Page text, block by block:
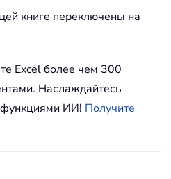
книге переключены на
Excel более чем 300
Наслаждайтесь
функциями ИИ! Получите